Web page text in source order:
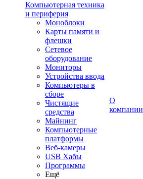
Компьютерная техника
и периферия
Моноблоки
Карты памяти и
флешки
Сетевое
оборудование
Мониторы
Устройства ввода
Компьютеры в
сборе
Чистящие
средства
Майнинг
Компьютерные
платформы
Веб-камеры
USB Хабы
Программы
Ещё
О
компании